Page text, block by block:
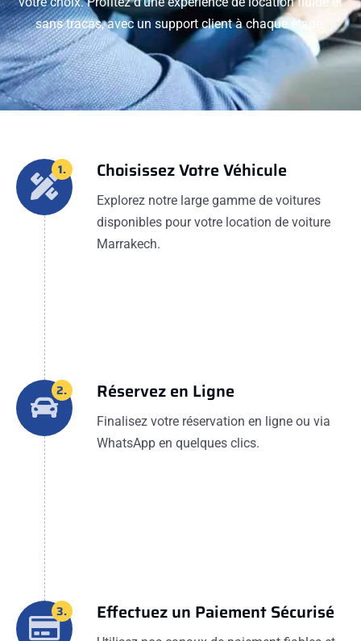
sans tracas, avec un support client à chaque étape.
1. Choisissez Votre Véhicule
Explorez notre large gamme de voitures
disponibles pour votre location de voiture
Marrakech.
2. Réservez en Ligne
Finalisez votre réservation en ligne ou via
WhatsApp en quelques clics.
3. Effectuez un Paiement Sécurisé